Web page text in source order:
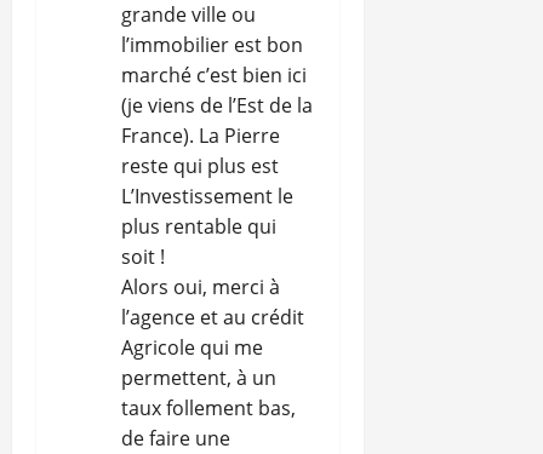
grande ville ou
l’immobilier est bon
marché c’est bien ici
(je viens de l’Est de la
France). La Pierre
reste qui plus est
L’Investissement le
plus rentable qui
soit !
Alors oui, merci à
l’agence et au crédit
Agricole qui me
permettent, à un
taux follement bas,
de faire une